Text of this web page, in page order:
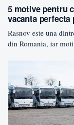
5 motive pentru
vacanta perfecta
Rasnov este una
din Romania, iar